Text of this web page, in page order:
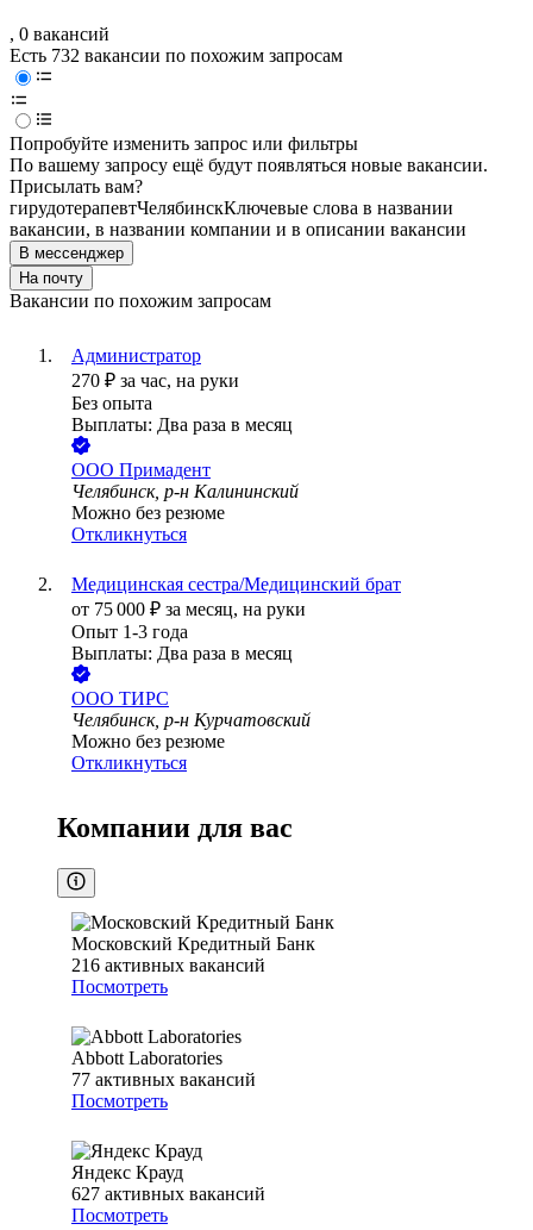
, 0 вакансий
Есть 732 вакансии по похожим запросам
Попробуйте изменить запрос или фильтры
По вашему запросу ещё будут появляться новые вакансии.
Присылать вам?
гирудотерапевтЧелябинскКлючевые слова в названии
вакансии, в названии компании и в описании вакансии
В мессенджер
На почту
Вакансии по похожим запросам
Администратор
270 ₽ за час, на руки
Без опыта
Выплаты: Два раза в месяц
ООО Примадент
Челябинск, р-н Калининский
Можно без резюме
Откликнуться
Медицинская сестра/Медицинский брат
от 75 000 ₽ за месяц, на руки
Опыт 1-3 года
Выплаты: Два раза в месяц
ООО ТИРС
Челябинск, р-н Курчатовский
Можно без резюме
Откликнуться
Компании для вас
Московский Кредитный Банк
216 активных вакансий
Посмотреть
Abbott Laboratories
77 активных вакансий
Посмотреть
Яндекс Крауд
627 активных вакансий
Посмотреть